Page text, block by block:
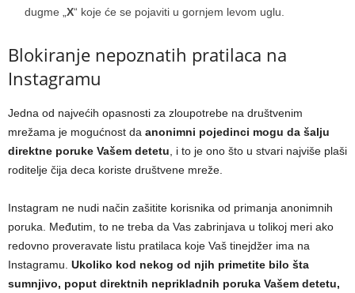
dugme „ X“ koje će se pojaviti u gornjem levom uglu.
Blokiranje nepoznatih pratilaca na
Instagramu
Jedna od najvećih opasnosti za zloupotrebe na društvenim
mrežama je mogućnost da anonimni pojedinci mogu da šalju
direktne poruke Vašem detetu , i to je ono što u stvari najviše plaši
roditelje čija deca koriste društvene mreže.
Instagram ne nudi način zašitite korisnika od primanja anonimnih
poruka. Međutim, to ne treba da Vas zabrinjava u tolikoj meri ako
redovno proveravate listu pratilaca koje Vaš tinejdžer ima na
Instagramu. Ukoliko kod nekog od njih primetite bilo šta
sumnjivo, poput direktnih neprikladnih poruka Vašem detetu,